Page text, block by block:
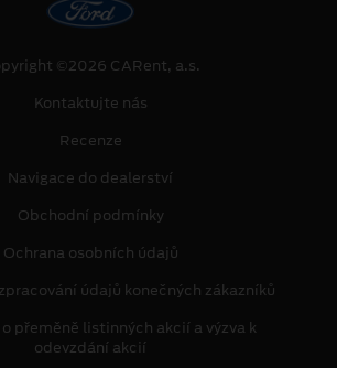
©2026 CARent, a.s.
Kontaktujte nás
Recenze
Navigace do dealerství
Obchodní podmínky
Ochrana osobních údajů
údajů konečných zákazníků
přeměně listinných akcií a výzva k
odevzdání akcií